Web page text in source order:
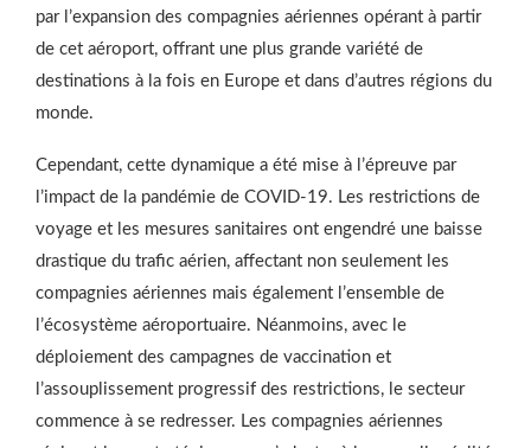
par l’expansion des compagnies aériennes opérant à partir
de cet aéroport, offrant une plus grande variété de
destinations à la fois en Europe et dans d’autres régions du
monde.
Cependant, cette dynamique a été mise à l’épreuve par
l’impact de la pandémie de COVID-19. Les restrictions de
voyage et les mesures sanitaires ont engendré une baisse
drastique du trafic aérien, affectant non seulement les
compagnies aériennes mais également l’ensemble de
l’écosystème aéroportuaire. Néanmoins, avec le
déploiement des campagnes de vaccination et
l’assouplissement progressif des restrictions, le secteur
commence à se redresser. Les compagnies aériennes